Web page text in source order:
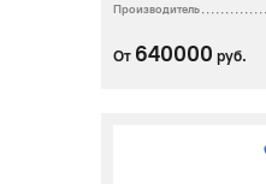
Производитель
От 640000 руб.